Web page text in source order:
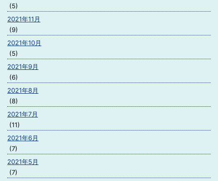
(5)
2021年11月
(9)
2021年10月
(5)
2021年9月
(6)
2021年8月
(8)
2021年7月
(11)
2021年6月
(7)
2021年5月
(7)